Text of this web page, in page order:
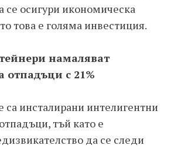
се осигури икономическа
това е голяма инвестиция.
намаляват
отпадъци с 21%
инсталирани интелигентни
тъй като е
да се следи